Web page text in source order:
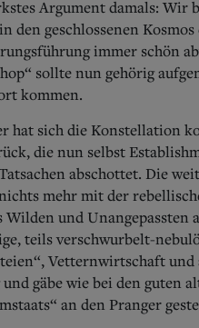
Argument damals:
den geschlossenen
immer schön
sollte nun gehörig
kommen.
hat sich die Konstellation
die nun selbst
abschottet. Die
mehr mit der
Wilden und
teils verschwurbelt-
Vetternwirtschaft und
gäbe wie bei den guten
an den Pranger